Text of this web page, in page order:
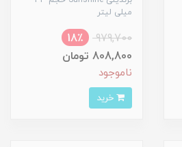
میلی لیتر
979,700
18٪
808,800 تومان
ناموجود